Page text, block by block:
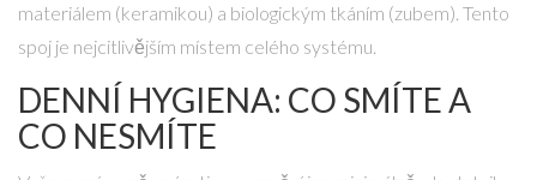
materiálem (keramikou) a biologickým tkáním (zubem). Tento
spoj je nejcitlivějším místem celého systému.
DENNÍ HYGIENA: CO SMÍTE A
CO NESMÍTE